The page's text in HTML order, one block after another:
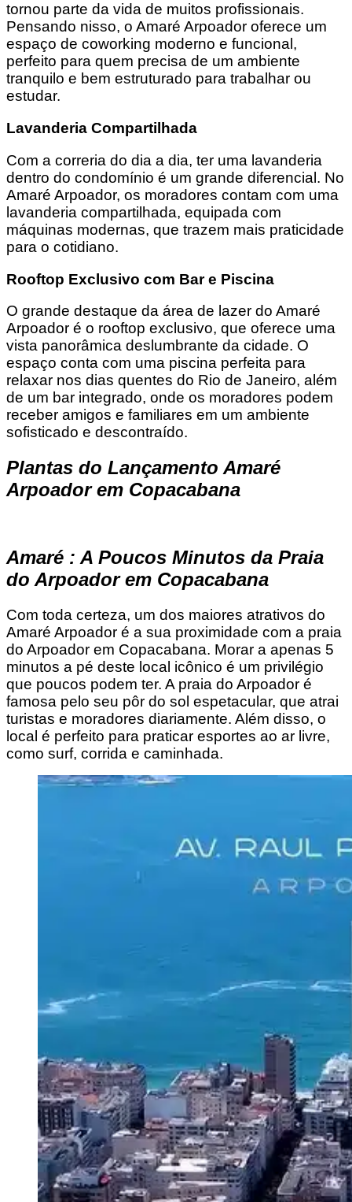
tornou parte da vida de muitos profissionais.
Pensando nisso, o Amaré Arpoador oferece um
espaço de coworking moderno e funcional,
perfeito para quem precisa de um ambiente
tranquilo e bem estruturado para trabalhar ou
estudar.
Lavanderia Compartilhada
Com a correria do dia a dia, ter uma lavanderia
dentro do condomínio é um grande diferencial. No
Amaré Arpoador, os moradores contam com uma
lavanderia compartilhada, equipada com
máquinas modernas, que trazem mais praticidade
para o cotidiano.
Rooftop Exclusivo com Bar e Piscina
O grande destaque da área de lazer do Amaré
Arpoador é o rooftop exclusivo, que oferece uma
vista panorâmica deslumbrante da cidade. O
espaço conta com uma piscina perfeita para
relaxar nos dias quentes do Rio de Janeiro, além
de um bar integrado, onde os moradores podem
receber amigos e familiares em um ambiente
sofisticado e descontraído.
Plantas do Lançamento Amaré
Arpoador em Copacabana
Amaré : A Poucos Minutos da Praia
do Arpoador em Copacabana
Com toda certeza, um dos maiores atrativos do
Amaré Arpoador é a sua proximidade com a praia
do Arpoador em Copacabana. Morar a apenas 5
minutos a pé deste local icônico é um privilégio
que poucos podem ter. A praia do Arpoador é
famosa pelo seu pôr do sol espetacular, que atrai
turistas e moradores diariamente. Além disso, o
local é perfeito para praticar esportes ao ar livre,
como surf, corrida e caminhada.